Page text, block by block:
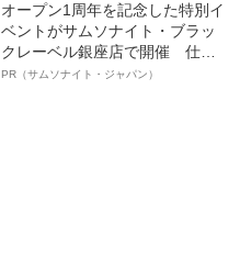
オープン1周年を記念した特別イ
ベントがサムソナイト・ブラッ
クレーベル銀座店で開催 仕事
も人生も自分らしく～笑顔あふ
PR（サムソナイト・ジャパン）